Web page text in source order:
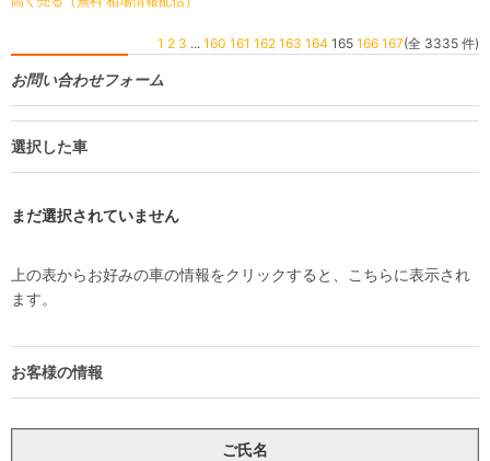
1 2 3 ... 160 161 162 163 164 165 166 167(全 3335 件)
お問い合わせフォーム
選択した車
まだ選択されていません
上の表からお好みの車の情報をクリックすると、こちらに表示され
ます。
お客様の情報
ご氏名